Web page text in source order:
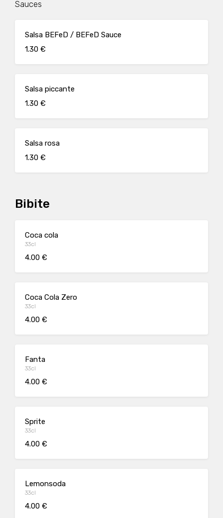
Sauces
Salsa BEFeD / BEFeD Sauce
1.30 €
Salsa piccante
1.30 €
Salsa rosa
1.30 €
Bibite
Coca cola
33cl
4.00 €
Coca Cola Zero
33cl
4.00 €
Fanta
33cl
4.00 €
Sprite
33cl
4.00 €
Lemonsoda
33cl
4.00 €